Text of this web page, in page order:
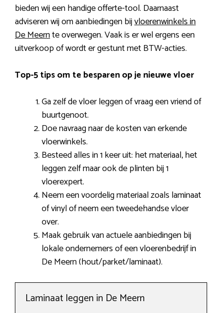
bieden wij een handige offerte-tool. Daarnaast
adviseren wij om aanbiedingen bijvloerenwinkels in
De Meernte overwegen. Vaak is er wel ergens een
uitverkoop of wordt er gestunt met BTW-acties.
Top-5 tips om te besparen op je nieuwe vloer
Ga zelf de vloer leggen of vraag een vriend of
buurtgenoot.
Doe navraag naar de kosten van erkende
vloerwinkels.
Besteed alles in 1 keer uit: het materiaal, het
leggen zelf maar ook de plinten bij 1
vloerexpert.
Neem een voordelig materiaal zoals laminaat
of vinyl of neem een tweedehandse vloer
over.
Maak gebruik van actuele aanbiedingen bij
lokale ondernemers of een vloerenbedrijf in
De Meern (hout/parket/laminaat).
Laminaat leggen in De Meern